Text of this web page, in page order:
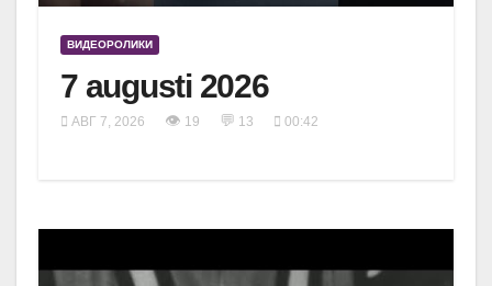
ВИДЕОРОЛИКИ
7 augusti 2026
АВГ 7, 2026 👁 19 💬 13 00:42